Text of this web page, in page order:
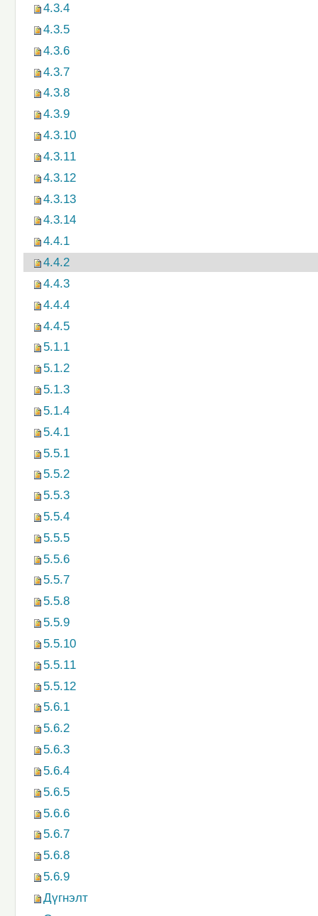
4.3.4
4.3.5
4.3.6
4.3.7
4.3.8
4.3.9
4.3.10
4.3.11
4.3.12
4.3.13
4.3.14
4.4.1
4.4.2
4.4.3
4.4.4
4.4.5
5.1.1
5.1.2
5.1.3
5.1.4
5.4.1
5.5.1
5.5.2
5.5.3
5.5.4
5.5.5
5.5.6
5.5.7
5.5.8
5.5.9
5.5.10
5.5.11
5.5.12
5.6.1
5.6.2
5.6.3
5.6.4
5.6.5
5.6.6
5.6.7
5.6.8
5.6.9
Дүгнэлт